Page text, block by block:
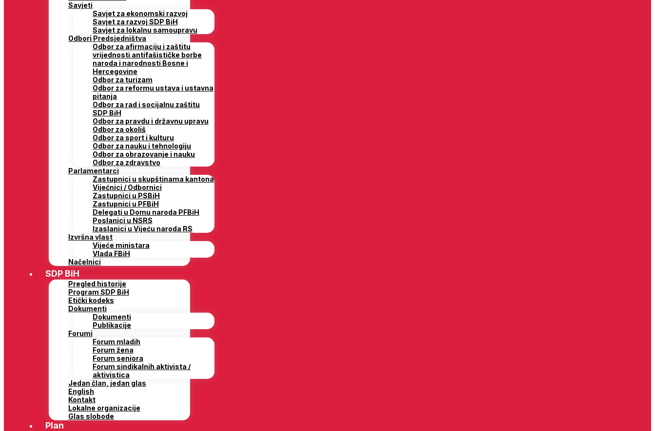
Savjeti
Savjet za ekonomski razvoj
Savjet za razvoj SDP BiH
Savjet za lokalnu samoupravu
Odbori Predsjedništva
Odbor za afirmaciju i zaštitu
vrijednosti antifašističke borbe
naroda i narodnosti Bosne i
Hercegovine
Odbor za turizam
Odbor za reformu ustava i ustavna
pitanja
Odbor za rad i socijalnu zaštitu
SDP BiH
Odbor za pravdu i državnu upravu
Odbor za okoliš
Odbor za sport i kulturu
Odbor za nauku i tehnologiju
Odbor za obrazovanje i nauku
Odbor za zdravstvo
Parlamentarci
Zastupnici u skupštinama kantona
Vijećnici / Odbornici
Zastupnici u PSBiH
Zastupnici u PFBiH
Delegati u Domu naroda PFBiH
Poslanici u NSRS
Izaslanici u Vijeću naroda RS
Izvršna vlast
Vijeće ministara
Vlada FBiH
Načelnici
SDP BiH
Pregled historije
Program SDP BiH
Etički kodeks
Dokumenti
Dokumenti
Publikacije
Forumi
Forum mladih
Forum žena
Forum seniora
Forum sindikalnih aktivista /
aktivistica
Jedan član, jedan glas
English
Kontakt
Lokalne organizacije
Glas slobode
Plan